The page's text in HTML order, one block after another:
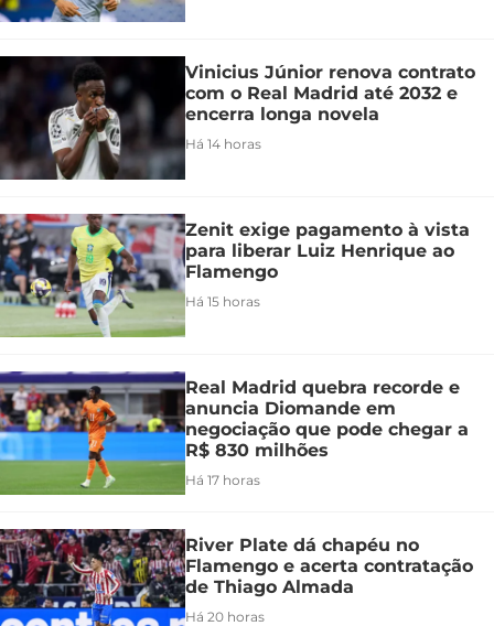
Vinicius Júnior renova contrato
com o Real Madrid até 2032 e
encerra longa novela
Há 14 horas
Zenit exige pagamento à vista
para liberar Luiz Henrique ao
Flamengo
Há 15 horas
Real Madrid quebra recorde e
anuncia Diomande em
negociação que pode chegar a
R$ 830 milhões
Há 17 horas
River Plate dá chapéu no
Flamengo e acerta contratação
de Thiago Almada
Há 20 horas